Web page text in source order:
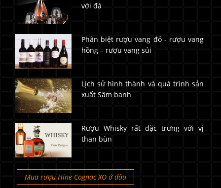
với đá
Phân biệt rượu vang đỏ - rượu vang
hồng – rượu vang sủi
Lịch sử hình thành và quá trình sản
xuất Sâm banh
Rượu Whisky rất đặc trưng với vị
than bùn
Mua rượu Hine Cognac XO ở đâu